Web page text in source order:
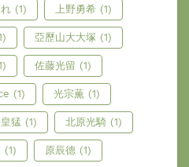
(1) 上野勇希 (1)
亞歷山大大塚 (1)
佐藤光留 (1)
(1) 光宗薫 (1)
猛 (1) 北原光騎 (1)
(1) 原辰德 (1)